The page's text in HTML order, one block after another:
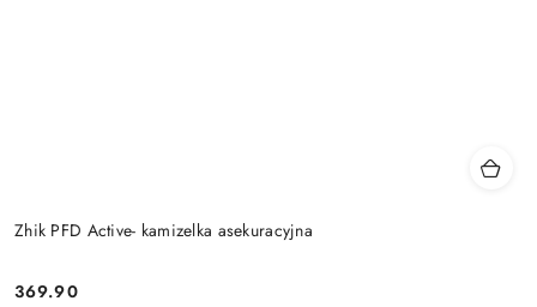
Zhik PFD Active- kamizelka asekuracyjna
369.90